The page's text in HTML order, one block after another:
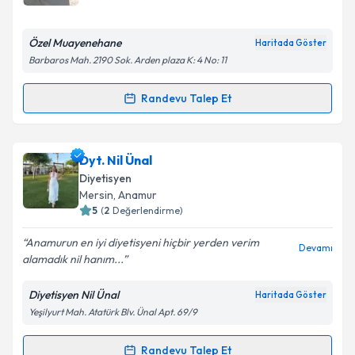
Kişisel verilerimin işlenmesine ilişkin
Metni'ni okudum ve kişisel verilerimin belirtilen
Takvim Talebini Gönder
Özel Muayenehane Haritada Göster
Barbaros Mah. 2190 Sok. Arden plaza K: 4 No: 11
Randevu Talep Et
Randevu Takvimi Talebi
Dyt. Ayşe Nur Özkan
oluşturun. Size bu uzmandan randevu almanız için bir
takvim hazırlandığında e-posta ile bilgilendireceğiz.
Kişisel verilerimin işlenmesine ilişkin
Aydınlatma
Metni'ni okudum ve kişisel verilerimin belirtilen
kapsamda işlenmesini kabul ediyorum.
Dyt. Nil Ünal
Diyetisyen
Mersin, Anamur
5 (2 Değerlendirme)
Anamurun en iyi diyetisyeni hiçbir yerden verim
alamadık nil hanım...
Devamı
Diyetisyen Nil Ünal Haritada Göster
Yeşilyurt Mah. Atatürk Blv. Ünal Apt. 69/9
Randevu Talep Et